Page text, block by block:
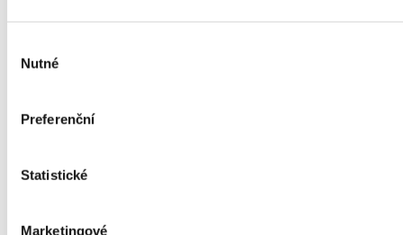
souhlasu
Nutné
Preferenční
Statistické
Marketingové
3. Stačí přečíst jen
smlouvy?
Nestačí. První stránka může obsahovat shrnutí, ale
sazebníku nebo přílohách. Smysl má projít všechny